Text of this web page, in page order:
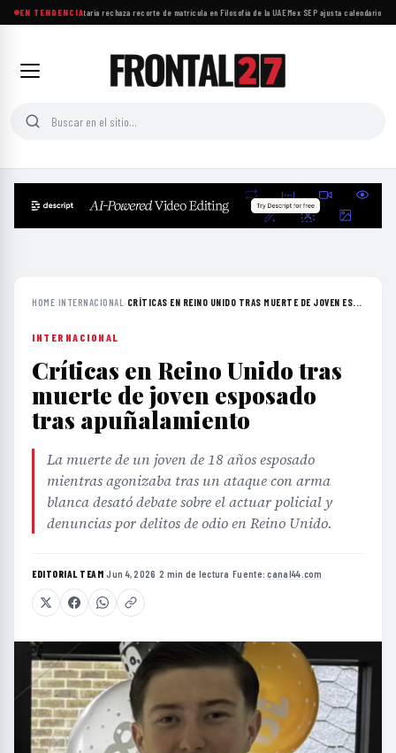
EN TENDENCIA
Comunidad universitaria rechaza recorte de matrícula en Filosofía de la UAEMex·SEP ajusta calendario
HOME›INTERNACIONAL › CRÍTICAS EN REINO UNIDO TRAS MUERTE DE JOVEN ES...
INTERNACIONAL
Críticas en Reino Unido tras
muerte de joven esposado
tras apuñalamiento
La muerte de un joven de 18 años esposado
mientras agonizaba tras un ataque con arma
blanca desató debate sobre el actuar policial y
denuncias por delitos de odio en Reino Unido.
EDITORIAL TEAM·Jun 4, 2026 ·2 min de lectura ·Fuente:canal44.com